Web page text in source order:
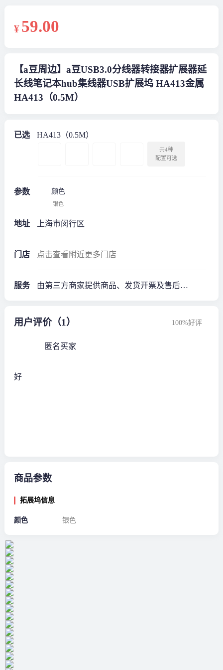
¥ 59.00
【a豆周边】a豆USB3.0分线器转接器扩展器延
长线笔记本hub集线器USB扩展坞 HA413金属
HA413（0.5M）
已选 HA413（0.5M）
共4种
配置可选
参数 颜色
银色
地址 上海市闵行区
门店 点击查看附近更多门店
服务 由第三方商家提供商品、发货开票及售后服务·1年质保*
用户评价（1） 100%好评
匿名买家
好
商品参数
拓展坞信息
颜色 银色